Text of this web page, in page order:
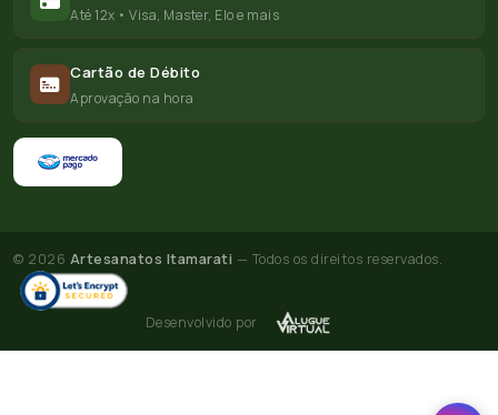
Até 12x • Visa, Master, Elo e mais
Cartão de Débito
Aprovação na hora
© 2026 Artesanatos Itamarati — Todos os direitos reservados.
Desenvolvido por